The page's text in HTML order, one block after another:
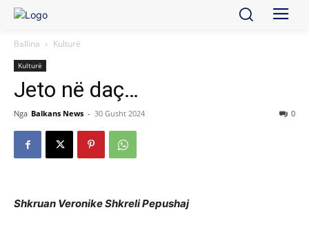
Ballina Kulturë
Kulturë
Jeto në daç…
Nga Balkans News - 30 Gusht 2024 0
Shkruan Veronike Shkreli Pepushaj